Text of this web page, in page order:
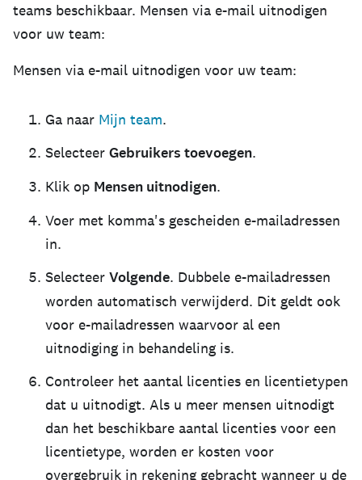
teams beschikbaar. Mensen via e-mail uitnodigen
voor uw team:
Mensen via e-mail uitnodigen voor uw team:
Ga naar Mijn team.
Selecteer Gebruikers toevoegen.
Klik op Mensen uitnodigen.
Voer met komma's gescheiden e-mailadressen
in.
Selecteer Volgende. Dubbele e-mailadressen
worden automatisch verwijderd. Dit geldt ook
voor e-mailadressen waarvoor al een
uitnodiging in behandeling is.
Controleer het aantal licenties en licentietypen
dat u uitnodigt. Als u meer mensen uitnodigt
dan het beschikbare aantal licenties voor een
licentietype, worden er kosten voor
overgebruik in rekening gebracht wanneer u de